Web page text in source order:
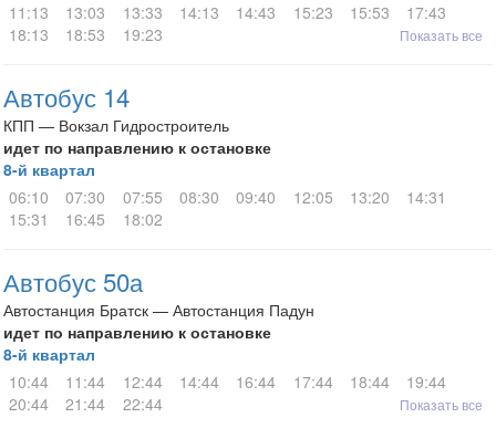
11:13
13:03 13:33 14:13 14:43 15:23 15:53
17:43
18:13
18:53 19:23 Показать все
Автобус 14
КПП — Вокзал Гидростроитель
идет по направлению к остановке
8-й квартал
06:10
07:30 07:55 08:30 09:40 12:05 13:20
14:31
15:31
16:45 18:02
Автобус 50а
Автостанция Братск — Автостанция Падун
идет по направлению к остановке
8-й квартал
10:44
11:44 12:44 14:44 16:44 17:44 18:44
19:44
20:44
21:44 22:44 Показать все